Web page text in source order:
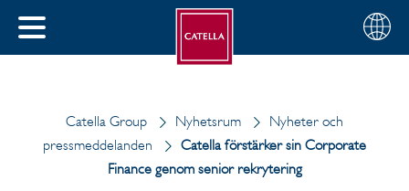
STÄNG
Välj
din
Svenska
Catella Group Nyhetsrum
Nyheter och
pressmeddelanden
Catella förstärker sin Corporate
Finance genom senior rekrytering